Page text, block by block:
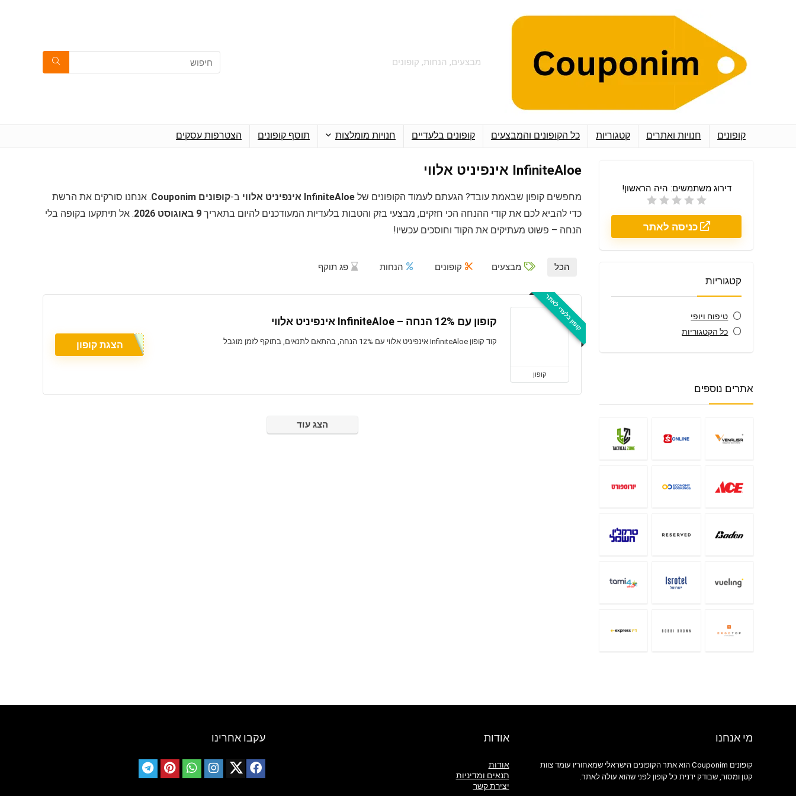
מבצעים, הנחות, קופונים
קופונים חנויות ואתרים קטגוריות כל הקופונים והמבצעים קופונים בלעדיים חנויות מומלצות תוסף קופונים הצטרפות עסקים
InfiniteAloe אינפיניט אלווי
מחפשים קופון שבאמת עובד? הגעתם לעמוד הקופונים של InfiniteAloe אינפיניט אלווי ב-קופונים Couponim
. אנחנו סורקים את הרשת
כדי להביא לכם את קודי ההנחה הכי חזקים, מבצעי בזק והטבות בלעדיות המעודכנים להיום בתאריך 9 באוגוסט 2026
. אל תיתקעו בקופה בלי
הנחה – פשוט מעתיקים את הקוד וחוסכים עכשיו!
דירוג משתמשים: היה הראשון!
כניסה לאתר
קטגוריות
טיפוח ויופי
כל הקטגוריות
הכל מבצעים קופונים הנחות פג תוקף
קופון בלעדי לאתר
קופון
קופון עם 12% הנחה – InfiniteAloe אינפיניט אלווי
קוד קופון InfiniteAloe אינפיניט אלווי עם 12% הנחה, בהתאם לתנאים, בתוקף לזמן מוגבל הצגת קופון
הצג עוד
אתרים נוספים
מי אנחנו
קופונים Couponim הוא אתר הקופונים הישראלי שמאחוריו עומד צוות
קטן ומסור, שבודק ידנית כל קופון לפני שהוא עולה לאתר.
אודות
אודות
תנאים ומדיניות
יצירת קשר
עקבו אחרינו